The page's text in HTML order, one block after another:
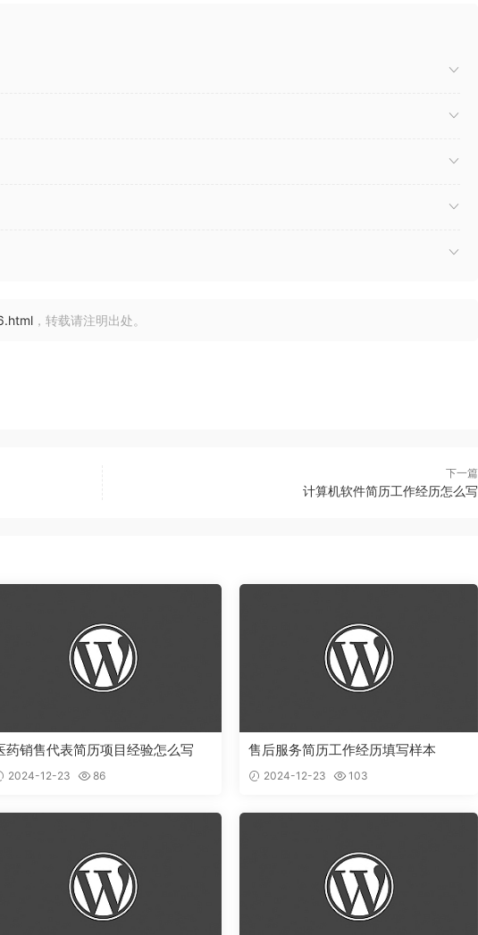
，转载请注明出处。
下一篇
计算机软件简历工作经历怎么写
药销售代表简历项目经验怎么写
2024-12-23 86
售后服务简历工作经历填写样本
2024-12-23 103